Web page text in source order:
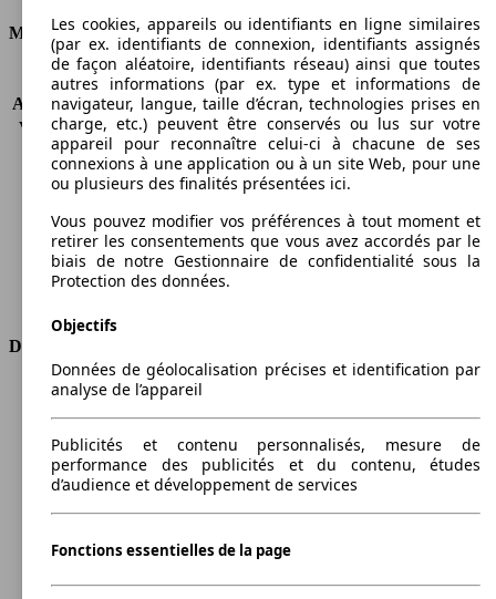
Moteur et Puissance
KW (CH)
77 kW (105 PS)
Accélération (0-100 km/h) 11.3s
Vitesse maximale (km/h) 187 km/h
Nombre de vitesses
6
Couple
290 nm
Carburant
Diesel
Cylindres
4
Transmission
Boîte manuelle
Dimensions
Longueur
Hauteur
1498 mm
Largeur
1792 mm
Empattement
2600 mm
Poids maximum
1870 kg
Charge maximale
475 kg
Charge sur toit
-
Les cookies, appareils ou identifiants en ligne similaires
(par ex. identifiants de connexion, identifiants assignés
de façon aléatoire, identifiants réseau) ainsi que toutes
autres informations (par ex. type et informations de
navigateur, langue, taille d’écran, technologies prises en
charge, etc.) peuvent être conservés ou lus sur votre
appareil pour reconnaître celui-ci à chacune de ses
connexions à une application ou à un site Web, pour une
ou plusieurs des finalités présentées ici.
Vous pouvez modifier vos préférences à tout moment et
retirer les consentements que vous avez accordés par le
biais de notre Gestionnaire de confidentialité sous la
Protection des données.
Objectifs
Données de géolocalisation précises et identification par
analyse de l’appareil
Publicités et contenu personnalisés, mesure de
performance des publicités et du contenu, études
d’audience et développement de services
Fonctions essentielles de la page